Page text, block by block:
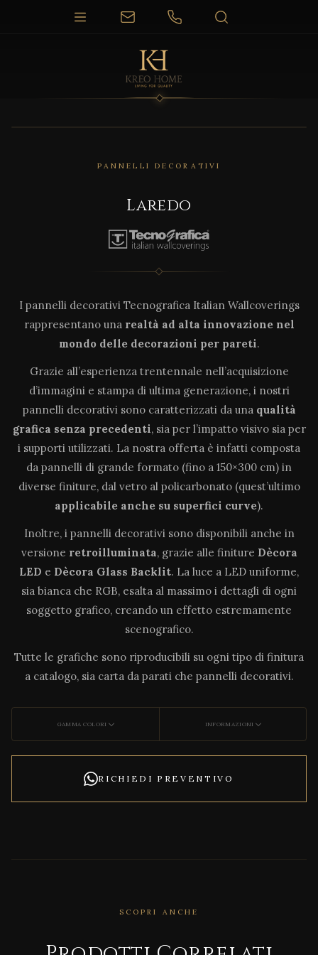
PANNELLI DECORATIVI
Laredo
I pannelli decorativi Tecnografica Italian Wallcoverings
rappresentano una realtà ad alta innovazione nel
mondo delle decorazioni per pareti.
Grazie all’esperienza trentennale nell’acquisizione
d’immagini e stampa di ultima generazione, i nostri
pannelli decorativi sono caratterizzati da una qualità
grafica senza precedenti, sia per l’impatto visivo sia per
i supporti utilizzati. La nostra offerta è infatti composta
da pannelli di grande formato (fino a 150×300 cm) in
diverse finiture, dal vetro al policarbonato (quest’ultimo
applicabile anche su superfici curve).
Inoltre, i pannelli decorativi sono disponibili anche in
versione retroilluminata, grazie alle finiture Dècora
LED e Dècora Glass Backlit. La luce a LED uniforme,
sia bianca che RGB, esalta al massimo i dettagli di ogni
soggetto grafico, creando un effetto estremamente
scenografico.
Tutte le grafiche sono riproducibili su ogni tipo di finitura
a catalogo, sia carta da parati che pannelli decorativi.
GAMMA COLORI INFORMAZIONI
RICHIEDI PREVENTIVO
SCOPRI ANCHE
Con